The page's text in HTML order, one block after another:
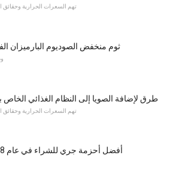
تهم السعرات الحرارية وحقائق
ثوم منخفض الصوديوم البارميزان
5 طرق لإضافة الصويا إلى النظام الغذائي الخاص
تهم السعرات الحرارية وحقائق
أفضل أحزمة جري للشراء في عام 2018